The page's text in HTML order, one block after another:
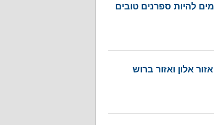
להיות ספרנים טובים
אלון ואזור ברוש